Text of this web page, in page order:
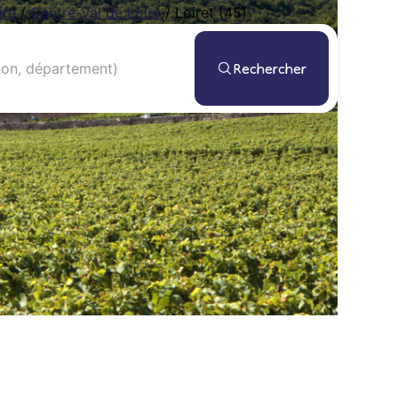
/ Centre-Val de Loire / Loiret (45)
Rechercher